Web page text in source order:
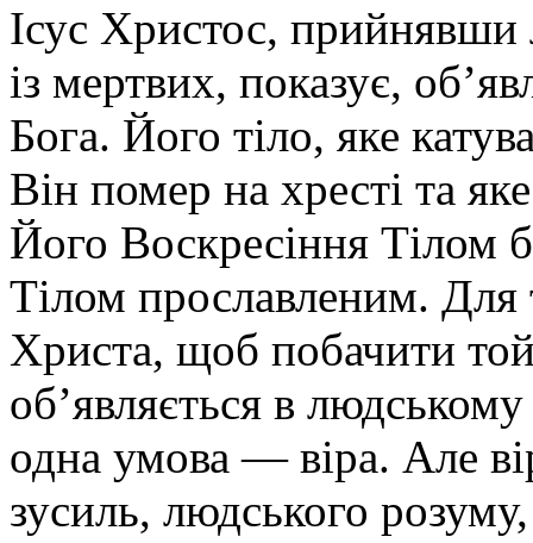
Ісус Христос, прийнявши
із мертвих, показує,
Бога. Його тіло, яке
Він помер на хресті та
Його Воскресіння Тілом
Тілом прославленим. Для
Христа, щоб побачити
об’являється в
одна умова — віра. Але
зусиль, людського